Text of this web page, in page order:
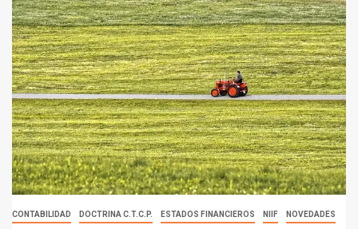
CONTABILIDAD DOCTRINA C.T.C.P. ESTADOS FINANCIEROS NIIF NOVEDADES